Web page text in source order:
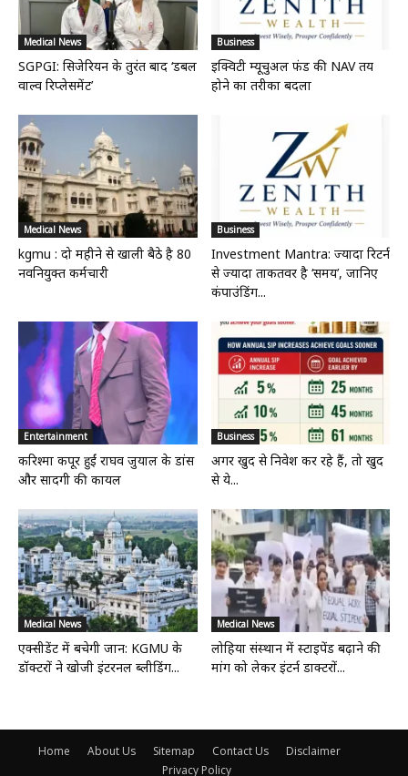
Medical News
SGPGI: सिजेरियन के तुरंत बाद ‘डबल
वाल्व रिप्लेसमेंट’
Business
इक्विटी म्यूचुअल फंड की NAV तय
होने का तरीका बदला
Medical News
kgmu : दो महीने से खाली बैठे है 80
नवनियुक्त कर्मचारी
Business
Investment Mantra: ज्यादा रिटर्न
से ज्यादा ताकतवर है ‘समय’, जानिए
कंपाउंडिंग...
Entertainment
करिश्मा कपूर हुईं राघव जुयाल के डांस
और सादगी की कायल
Business
अगर खुद से निवेश कर रहे हैं, तो खुद
से ये...
Medical News
एक्सीडेंट में बचेगी जान: KGMU के
डॉक्टरों ने खोजी इंटरनल ब्लीडिंग...
Medical News
लोहिया संस्थान में स्टाइपेंड बढ़ाने की
मांग को लेकर इंटर्न डाक्टरों...
Home About Us Sitemap Contact Us
Disclaimer
Privacy Policy